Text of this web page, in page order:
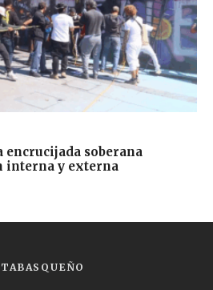
soberana
interna y externa